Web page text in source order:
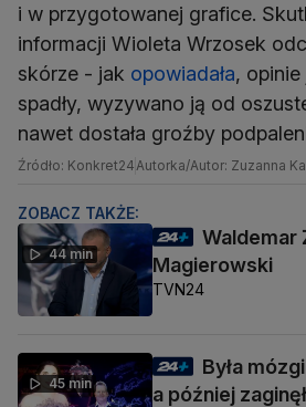
i w przygotowanej grafice.
informacji Wioleta Wrzosek
skórze - jak opowiadała,
spadły, wyzywano ją od
nawet dostała groźby
Źródło: Konkret24 Autorka/Autor: Zuzanna
ZOBACZ TAKŻE:
44 min
Waldemar
Magierowski
TVN24
45 min
Była
a później